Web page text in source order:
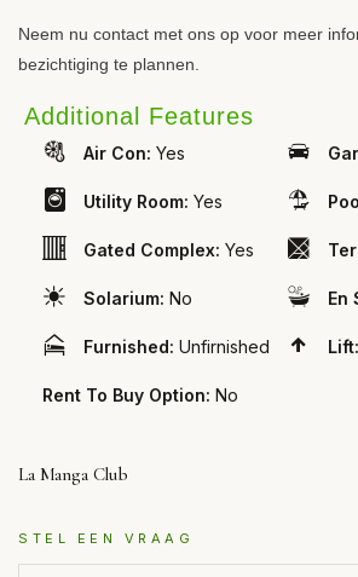
Neem nu contact met ons op voor meer
bezichtiging te plannen.
Additional Features
Air Con: Yes
Utility Room: Yes
Gated Complex: Yes
Solarium: No En
Furnished: Unfirnished Lift:
Rent To Buy Option: No
La Manga Club
STEL EEN VRAAG